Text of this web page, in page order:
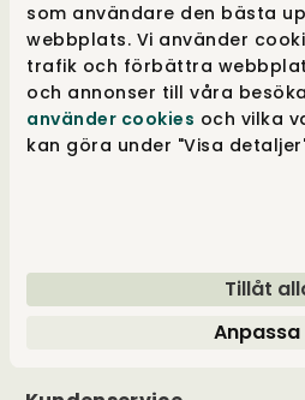
som användare den bästa
webbplats. Vi använder
trafik och förbättra
och annonser till våra
använder cookies och vilka
kan göra under "Visa
Tillåt
Anpassa
Nordic Room ist eine
Destination für Möbel und
Fokus auf nordisches Design -
und Designkompetenz, die sich
100 Jahre erstreckt. Wir
Designikonen mit modernen
Lebensweise machen wir es
persönlichen Stil mit einem
durch alle Räume zu schaffen.